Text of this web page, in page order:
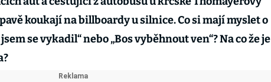
koukají na billboardy u silnice. Co si mají myslet o
se vykadil“ nebo „Bos vyběhnout ven“? Na co že je